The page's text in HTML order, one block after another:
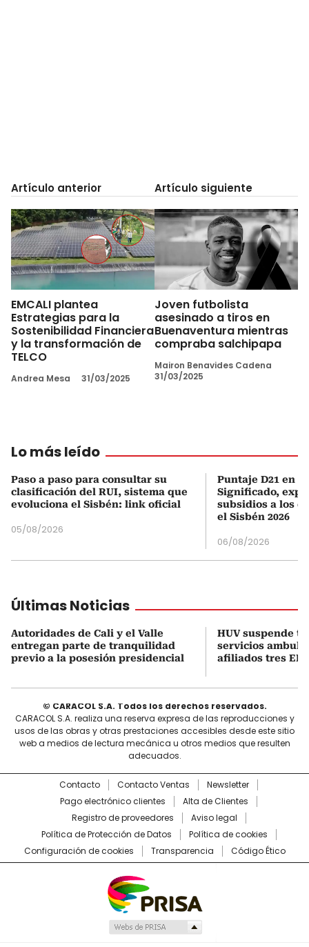
Artículo anterior
EMCALI plantea
Estrategias para la
Sostenibilidad Financiera
y la transformación de
TELCO
Andrea Mesa 31/03/2025
Artículo siguiente
Joven futbolista
asesinado a tiros en
Buenaventura mientras
compraba salchipapa
Mairon Benavides Cadena
31/03/2025
Lo más leído
Paso a paso para consultar su
clasificación del RUI, sistema que
evoluciona el Sisbén: link oficial
05/08/2026
Puntaje D21 en
Significado,
subsidios a los
el Sisbén 2026
06/08/2026
Últimas Noticias
Autoridades de Cali y el Valle
entregan parte de tranquilidad
previo a la posesión presidencial
HUV suspende
servicios
afiliados tres EPS
© CARACOL S.A. Todos los derechos reservados.
CARACOL S.A. realiza una reserva expresa de las reproducciones y
usos de las obras y otras prestaciones accesibles desde este sitio
web a medios de lectura mecánica u otros medios que resulten
adecuados.
Contacto Contacto Ventas
Newsletter
Pago electrónico clientes
Alta de Clientes
Registro de proveedores
Aviso legal
Política de Protección de Datos
Política de cookies
Configuración de cookies
Transparencia Código Ético